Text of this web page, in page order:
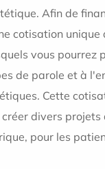
Afin de
cotisation unique
vous pourrez
de parole et à
Cette
divers projets
pour les